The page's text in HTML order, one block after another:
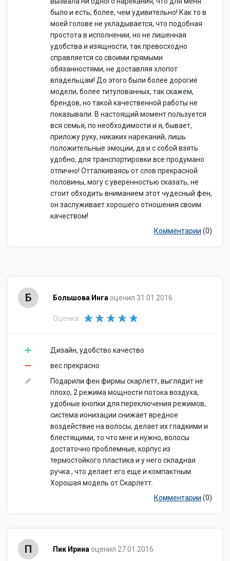
было и есть, более, чем удивительно! Как то в
моей голове не укладывается, что подобная
простота в исполнении, но не лишенная
удобства и изящности, так превосходно
справляется со своими прямыми
обязанностями, не доставляя хлопот
владельцам! До этого были более дорогие
модели, более титулованных, так скажем,
брендов, но такой качественной работы не
показывали. В настоящий момент пользуется
вся семья, по необходимости и я, бывает,
приложу руку, никаких нареканий, лишь
положительные эмоции, да и с собой взять
удобно, для транспортировки все продумано
отлично! Отталкиваясь от слов прекрасной
половины, могу с уверенностью сказать, не
стоит обходить вниманием этот чудесный фен,
он заслуживает хорошего отношения своим
качеством!
Комментарии (0)
Б Большова Инга оценил 31.01.2016
Оценка:
Дизайн, удобство качество
вес прекрасно
Подарили фен фирмы скарлетт, выглядит не
плохо, 2 режима мощности потока воздуха,
удобные кнопки для переключения режимов,
система ионизации снижает вредное
воздействие на волосы, делает их гладкими и
блестящими, то что мне и нужно, волосы
достаточно проблемные, корпус из
термостойкого пластика и у него складная
ручка , что делает его еще и компактным.
Хорошая модель от Скарлетт.
Комментарии (0)
П Пик Ирина оценил 27.01.2016